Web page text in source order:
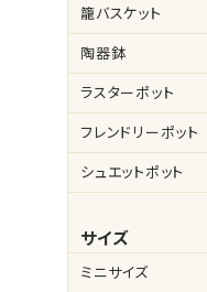
籠バスケット
陶器鉢
ラスターポット
フレンドリーポット
シュエットポット
サイズ
ミニサイズ